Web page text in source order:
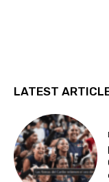
LATEST